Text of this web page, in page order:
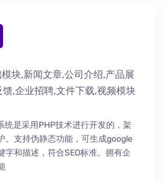
块,新闻文章,公司介绍,产品展
,企业招聘,文件下载,视频模块
统是采用PHP技术进行开发的，架
。支持伪静态功能，可生成google
字和描述，符合SEO标准。拥有企